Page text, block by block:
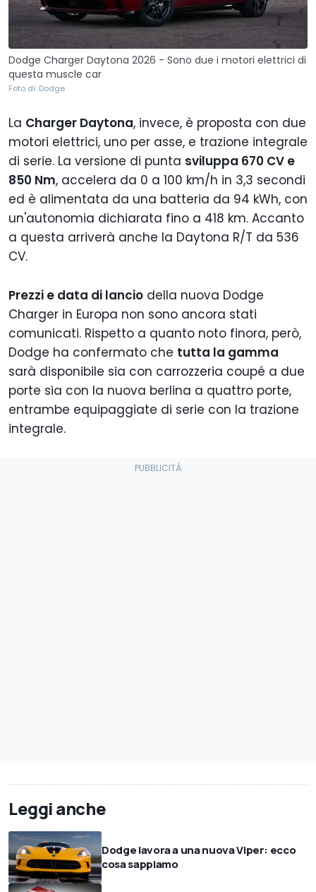
Dodge Charger Daytona 2026 - Sono due i motori elettrici di
questa muscle car
Foto di: Dodge
La Charger Daytona, invece, è proposta con due
motori elettrici, uno per asse, e trazione integrale
di serie. La versione di punta sviluppa 670 CV e
850 Nm, accelera da 0 a 100 km/h in 3,3 secondi
ed è alimentata da una batteria da 94 kWh, con
un'autonomia dichiarata fino a 418 km. Accanto
a questa arriverà anche la Daytona R/T da 536
CV.
Prezzi e data di lancio della nuova Dodge
Charger in Europa non sono ancora stati
comunicati. Rispetto a quanto noto finora, però,
Dodge ha confermato che tutta la gamma
sarà disponibile sia con carrozzeria coupé a due
porte sia con la nuova berlina a quattro porte,
entrambe equipaggiate di serie con la trazione
integrale.
Leggi anche
Dodge lavora a una nuova Viper: ecco
cosa sappiamo